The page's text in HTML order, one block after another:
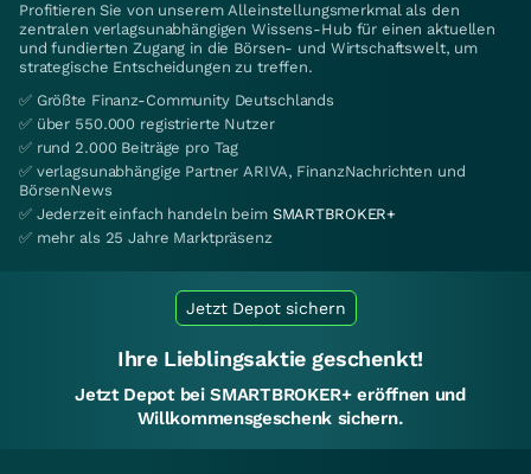
Profitieren Sie von unserem Alleinstellungsmerkmal als den
zentralen verlagsunabhängigen Wissens-Hub für einen aktuellen
und fundierten Zugang in die Börsen- und Wirtschaftswelt, um
strategische Entscheidungen zu treffen.
✅ Größte Finanz-Community Deutschlands
✅ über 550.000 registrierte Nutzer
✅ rund 2.000 Beiträge pro Tag
✅ verlagsunabhängige Partner ARIVA, FinanzNachrichten und
BörsenNews
✅ Jederzeit einfach handeln beim SMARTBROKER+
✅ mehr als 25 Jahre Marktpräsenz
Jetzt Depot sichern
Ihre Lieblingsaktie geschenkt!
Jetzt Depot bei SMARTBROKER+ eröffnen und
Willkommensgeschenk sichern.